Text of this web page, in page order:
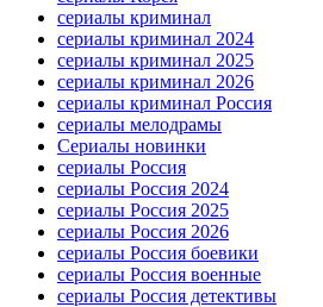
сериалы криминал
сериалы криминал 2024
сериалы криминал 2025
сериалы криминал 2026
сериалы криминал Россия
сериалы мелодрамы
Сериалы новинки
сериалы Россия
сериалы Россия 2024
сериалы Россия 2025
сериалы Россия 2026
сериалы Россия боевики
сериалы Россия военные
сериалы Россия детективы